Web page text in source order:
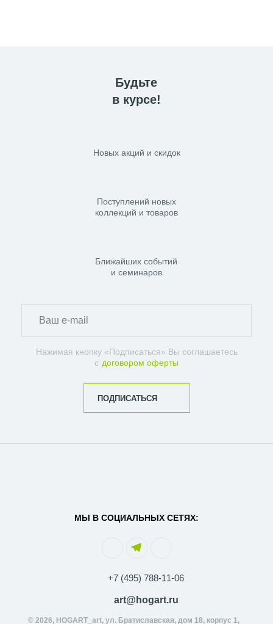
Будьте
в курсе!
Новых акций и скидок
Поступлений новых
коллекций и товаров
Ближайших событий
и семинаров
Нажимая кнопку «Подписаться» Вы соглашаетесь
с договором оферты
ПОДПИСАТЬСЯ
МЫ В СОЦИАЛЬНЫХ СЕТЯХ:
+7 (495) 788-11-06
art@hogart.ru
© 2026, HOGART_art, ул. Братиславская, дом 18, корпус 1,